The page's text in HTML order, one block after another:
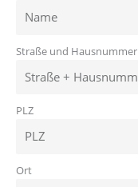
Straße und Hausnummer
PLZ
Ort